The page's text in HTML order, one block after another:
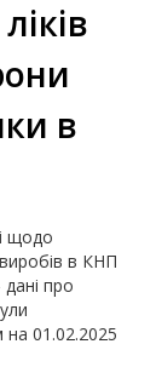
в
щодо
в КНП
про
на 01.02.2025